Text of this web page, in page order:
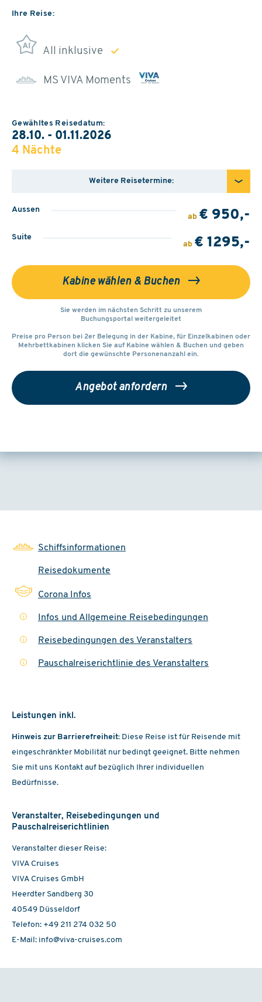
Ihre Reise:
All inklusive
MS VIVA Moments
Gewähltes Reisedatum:
28.10. - 01.11.2026
4 Nächte
Weitere Reisetermine:
Aussen
ab € 950,-
Suite
ab € 1295,-
Kabine wählen & Buchen
Sie werden im nächsten Schritt zu unserem
Buchungsportal weitergeleitet
Preise pro Person bei 2er Belegung in der Kabine, für Einzelkabinen oder
Mehrbettkabinen klicken Sie auf Kabine wählen & Buchen und geben
dort die gewünschte Personenanzahl ein.
Angebot anfordern
MS VIVA Moments
€ 1150,-
MS VIVA Moments
ab€ 1295,-
ab€ 995,-
04.10. - 08.10.2026
MS VIVA Moments
Außen
ab€ 1295,-
MS VIVA Moments
ab€ 995,-
16.10. - 20.10.2026
Außen
20.10. - 24.10.2026
Schiffsinformationen
Reisedokumente
Corona Infos
i Infos und Allgemeine Reisebedingungen
i Reisebedingungen des Veranstalters
i Pauschalreiserichtlinie des Veranstalters
Leistungen inkl.
Hinweis zur Barrierefreiheit: Diese Reise ist für Reisende mit
eingeschränkter Mobilität nur bedingt geeignet. Bitte nehmen
Sie mit uns Kontakt auf bezüglich Ihrer individuellen
Bedürfnisse.
Veranstalter, Reisebedingungen und
Pauschalreiserichtlinien
Veranstalter dieser Reise:
VIVA Cruises
VIVA Cruises GmbH
Heerdter Sandberg 30
40549 Düsseldorf
Telefon: +49 211 274 032 50
E-Mail: info@viva-cruises.com